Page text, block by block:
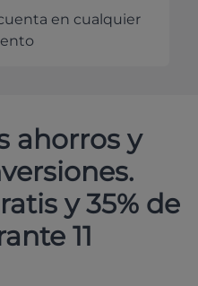
en cualquier
ahorros y
y 35% de
11